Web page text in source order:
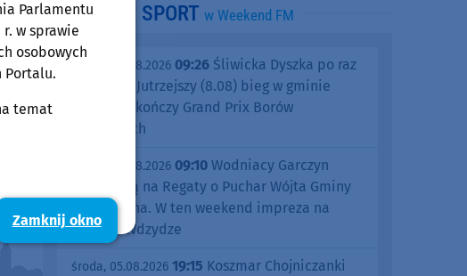
SPORT w Weekend FM
piątek, 07.08.2026 09:26 Śliwicka Dyszka po raz
dziesiąty. Jutrzejszy (8.08) bieg w gminie
Śliwice zakończy Grand Prix Borów
Tucholskich
piątek, 07.08.2026 09:10 Wodniacy Garczyn
zapraszają na Regaty o Puchar Wójta Gminy
Kościerzyna. W ten weekend impreza na
jeziorze Wdzydze
środa, 05.08.2026 19:15 Koszmar Chojniczanki
Parlamentu
w sprawie
osobowych
Portalu.
temat
Zamknij okno